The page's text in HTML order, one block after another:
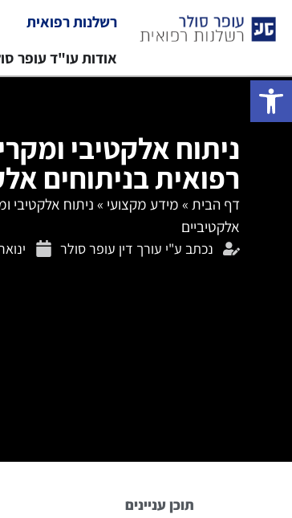
פתח סרגל נגישות
רשלנות רפואית
אודות עו"ד עופר
ניתוח אלקטיבי
רפואית בניתוחים
דף הבית » מידע מקצועי » ניתוח אלקטיבי
אלקטיביים
נכתב ע"י עורך דין עופר סולר ינואר 14,
תוכן עניינים